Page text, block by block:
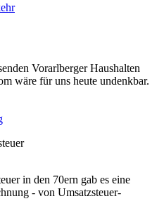
Vorarlberger Haushalten
wäre für uns heute undenkbar.
in den 70ern gab es eine
- von Umsatzsteuer-